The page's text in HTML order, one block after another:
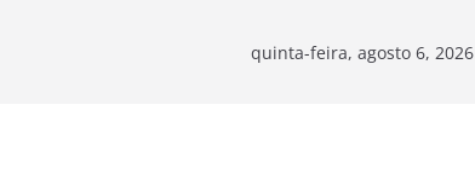
quinta-feira, agosto 6, 2026